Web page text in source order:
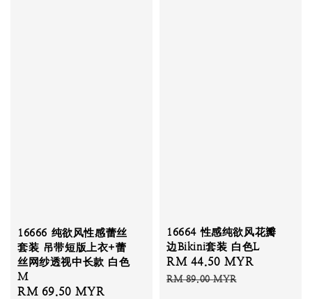
16666 纯欲风性感蕾丝
套装 吊带短版上衣+蕾
丝网纱透视中长款 白色
M
Sale
RM 69.50 MYR
16664 性感纯欲风花瓣
边Bikini套装 白色L
Sale
price
RM 44.50 MYR
RM 89.00 MYR